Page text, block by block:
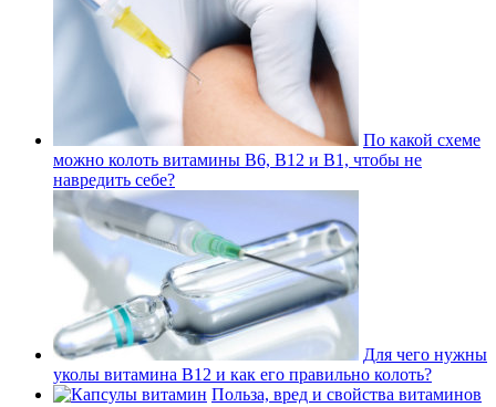
По какой схеме
можно колоть витамины В6, В12 и В1, чтобы не
навредить себе?
Для чего нужны
уколы витамина В12 и как его правильно колоть?
Польза, вред и свойства витаминов